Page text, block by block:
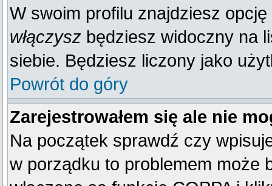
W swoim profilu znajdziesz opcję
włączysz będziesz widoczny na
siebie. Będziesz liczony jako
Powrót do góry
Zarejestrowałem się ale nie
Na początek sprawdź czy
w porządku to problemem może